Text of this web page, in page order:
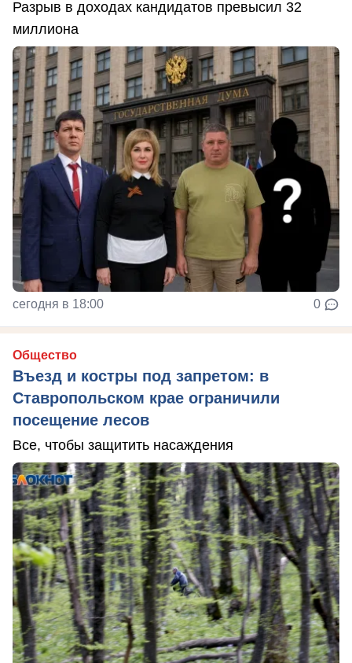
Разрыв в доходах кандидатов превысил 32
миллиона
сегодня в 18:00 0
Общество
Въезд и костры под запретом: в
Ставропольском крае ограничили
посещение лесов
Все, чтобы защитить насаждения